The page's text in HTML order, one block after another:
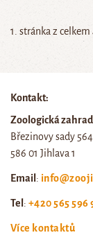
1. stránka z celkem
Kontakt:
Zoologická
Březinovy sady
586 01 Jihlava 1
Email:
Tel: +420 565 596
Více kontaktů